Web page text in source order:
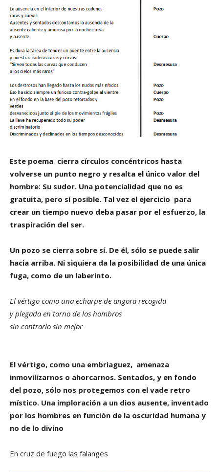
Este poema cierra círculos concéntricos hasta
volverse un punto negro y resalta el único valor del
hombre: Su sudor. Una potencialidad que no es
gratuita, pero sí posible. Tal vez el ejercicio para
crear un tiempo nuevo deba pasar por el esfuerzo, la
traspiración del ser.
Un pozo se cierra sobre sí. De él, sólo se puede salir
hacia arriba. Ni siquiera da la posibilidad de una única
fuga, como de un laberinto.
El vértigo como una echarpe de angora recogida
y plegada en torno de los hombros
sin contrario sin mejor
El vértigo, como una embriaguez, amenaza
inmovilizarnos o ahorcarnos. Sentados, y en fondo
del pozo, sólo nos protegemos con el vade retro
místico. Una imploración a un dios ausente, inventado
por los hombres en función de la oscuridad humana y
no de lo divino
En cruz de fuego las falanges